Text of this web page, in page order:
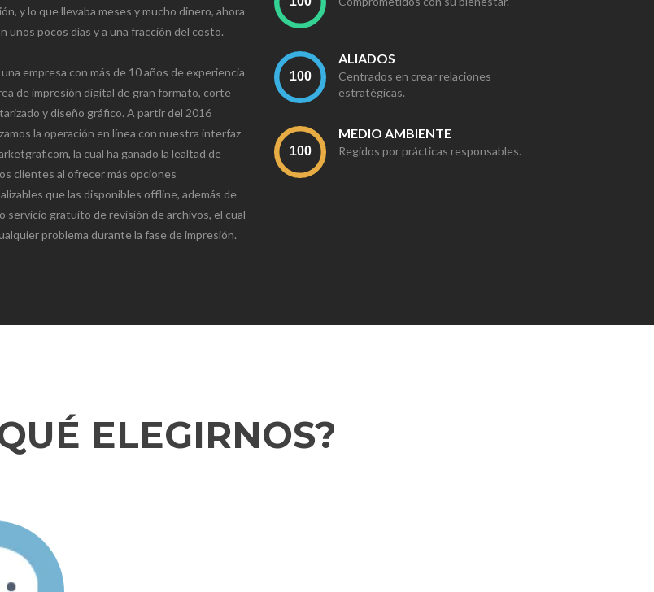
y lo que llevaba meses y mucho dinero, ahora
unos pocos días y a una fracción del costo.
empresa con más de 10 años de experiencia
de impresión digital de gran formato, corte
y diseño gráfico. A partir del 2016
la operación en línea con nuestra interfaz
la cual ha ganado la lealtad de
clientes al ofrecer más opciones
que las disponibles offline, además de
servicio gratuito de revisión de archivos, el cual
problema durante la fase de impresión.
ALIADOS
Centrados en crear relaciones
estratégicas.
MEDIO AMBIENTE
Regidos por prácticas responsables.
ELEGIRNOS?